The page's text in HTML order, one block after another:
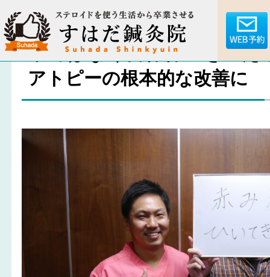
薬ではなく自律神経を整え
アトピーの根本的な改善に